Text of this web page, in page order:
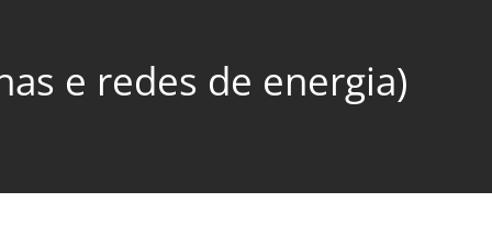
e redes de energia)